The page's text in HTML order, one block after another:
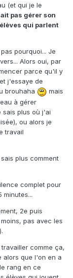
(et qui je le
pas gérer son
qui parlent
pourquoi... Je
Alors oui, par
parce qu'il y
j'essaye de
brouhaha
mais
à gérer
sais plus où j'ai
ou alors je
travail
plus comment
complet pour
minutes...
2e puis
pas avec les
comme ça,
alors que l'on en a
rang en ce